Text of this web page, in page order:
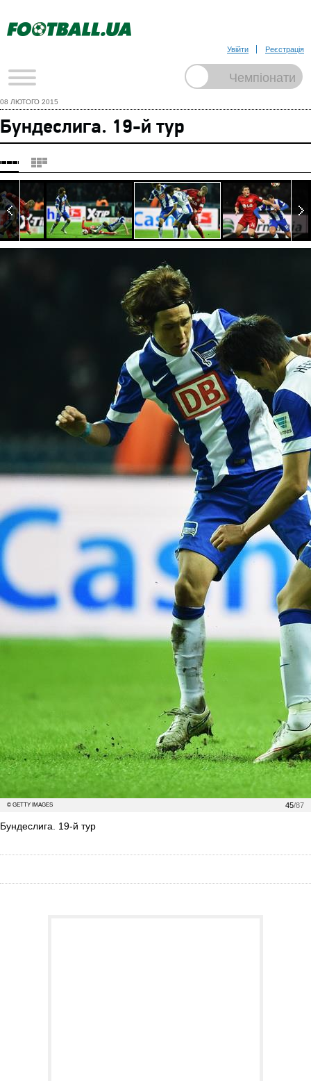
Увійти Реєстрація
08 ЛЮТОГО 2015
Бундеслига. 19-й тур
45/87
© GETTY IMAGES
Бундеслига. 19-й тур